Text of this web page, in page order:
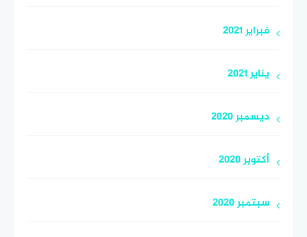
فبراير 2021
يناير 2021
ديسمبر 2020
أكتوبر 2020
سبتمبر 2020